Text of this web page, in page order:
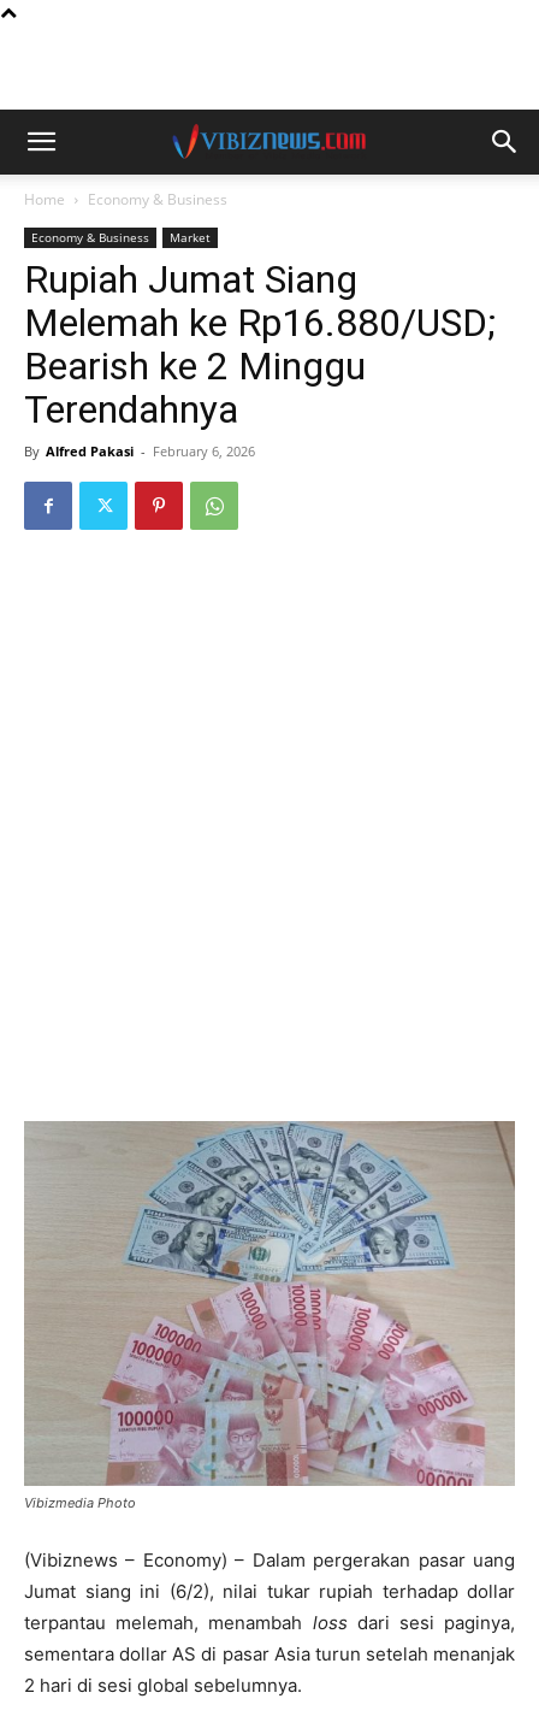
Home Economy & Business
Economy & Business Market
Rupiah Jumat Siang
Melemah ke Rp16.880/USD;
Bearish ke 2 Minggu
Terendahnya
By Alfred Pakasi - February 6, 2026
Vibizmedia Photo
(Vibiznews – Economy) – Dalam pergerakan pasar uang
Jumat siang ini (6/2), nilai tukar rupiah terhadap dollar
terpantau melemah, menambah loss dari sesi paginya,
sementara dollar AS di pasar Asia turun setelah menanjak
2 hari di sesi global sebelumnya.